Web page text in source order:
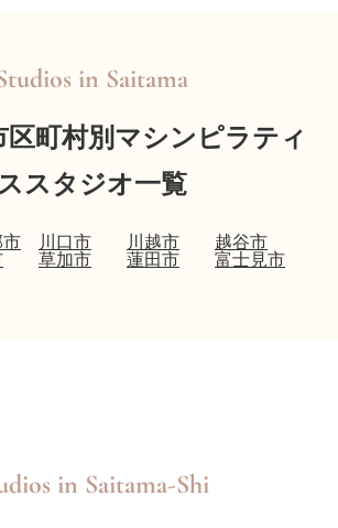
in Saitama
区町村別マシンピラティ
スタジオ一覧
市 川口市 川越市
越谷市
草加市 蓮田市
富士見市
in Saitama-Shi